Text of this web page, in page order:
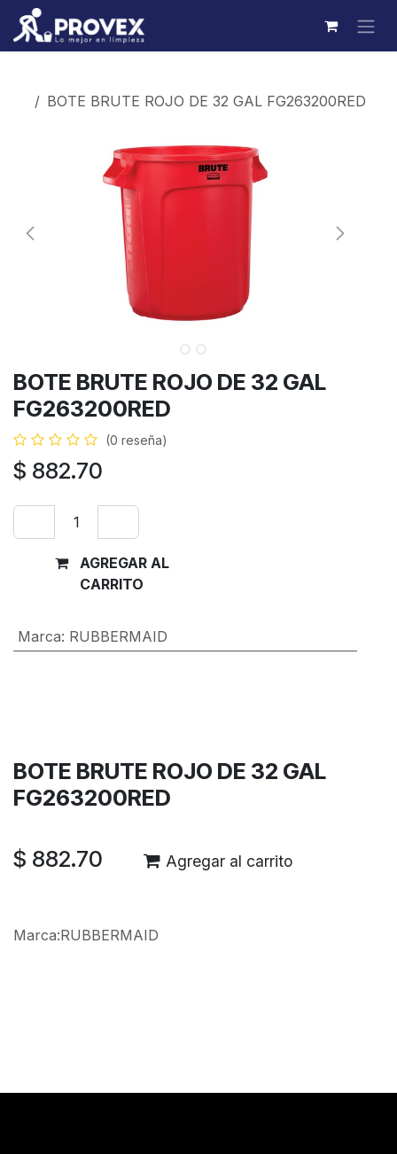
Ir al contenido
BOTE BRUTE ROJO DE 32 GAL FG263200RED
BOTE BRUTE ROJO DE 32 GAL
FG263200RED
(0 reseña)
$ 882.70
AGREGAR AL
CARRITO
Marca: RUBBERMAID
BOTE BRUTE ROJO DE 32 GAL
FG263200RED
$ 882.70 Agregar al carrito
Marca:RUBBERMAID